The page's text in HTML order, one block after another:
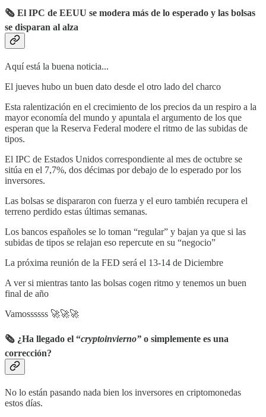
🗞 El IPC de EEUU se modera más de lo esperado y las bolsas
se disparan al alza
Aquí está la buena noticia...
El jueves hubo un buen dato desde el otro lado del charco
Esta ralentización en el crecimiento de los precios da un respiro a la
mayor economía del mundo y apuntala el argumento de los que
esperan que la Reserva Federal modere el ritmo de las subidas de
tipos.
El IPC de Estados Unidos correspondiente al mes de octubre se
sitúa en el 7,7%, dos décimas por debajo de lo esperado por los
inversores.
Las bolsas se dispararon con fuerza y el euro también recupera el
terreno perdido estas últimas semanas.
Los bancos españoles se lo toman “regular” y bajan ya que si las
subidas de tipos se relajan eso repercute en su “negocio”
La próxima reunión de la FED será el 13-14 de Diciembre
A ver si mientras tanto las bolsas cogen ritmo y tenemos un buen
final de año
Vamossssss 🚀🚀🚀
🗞 ¿Ha llegado el “cryptoinvierno” o simplemente es una
corrección?
No lo están pasando nada bien los inversores en criptomonedas
estos días.